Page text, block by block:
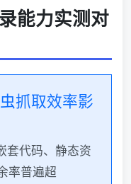
能力实测对
抓取效率影
套代码、静态资
率普遍超